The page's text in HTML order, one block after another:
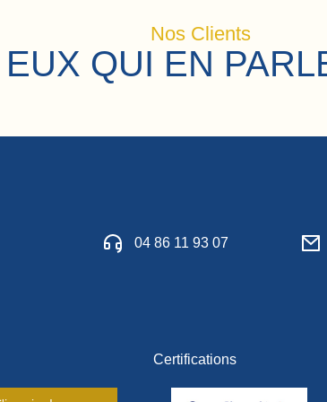
Nos Clients
QUI EN
04 86 11 93 07
Certifications